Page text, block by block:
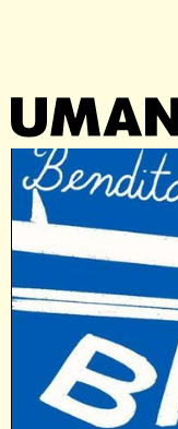
← REGRESAR